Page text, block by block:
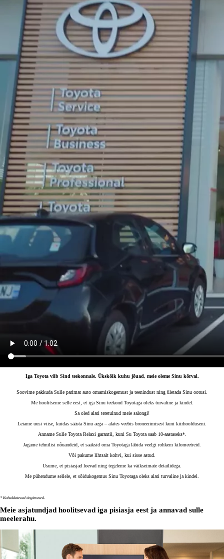
Iga Toyota viib Sind teekonnale. Ükskõik kuhu jõuad, meie oleme Sinu kõrval.
Soovime pakkuda Sulle parimat auto omamiskogemust ja teenindust ning ületada Sinu ootusi.
Me hoolitseme selle eest, et iga Sinu teekond Toyotaga oleks turvaline ja kindel.
Sa oled alati teretulnud meie salongi!​
Leiame uusi viise, kuidas säästa Sinu aega – alates veebis broneerimisest kuni kiirhoolduseni.
Anname Sulle Toyota Relaxi garantii, kuni Su Toyota saab 10-aastaseks*.
Jagame tehnilisi nõuandeid, et saaksid oma Toyotaga läbida veelgi rohkem kilomeetreid.​
Või pakume lihtsalt kohvi, kui sisse astud.
Usume, et pisiasjad loevad ning tegeleme ka väikseimate detailidega.
Me pühendume sellele, et sõidukogemus Sinu Toyotaga oleks alati turvaline ja kindel.
* Kohaldatavad tingimused.
Meie asjatundjad hoolitsevad iga pisiasja eest ja annavad sulle
meelerahu.